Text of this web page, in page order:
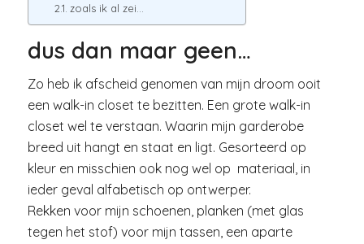
zoals ik al zei…
dus dan maar geen…
Zo heb ik afscheid genomen van mijn droom ooit
een walk-in closet te bezitten. Een grote walk-in
closet wel te verstaan. Waarin mijn garderobe
breed uit hangt en staat en ligt. Gesorteerd op
kleur en misschien ook nog wel op materiaal, in
ieder geval alfabetisch op ontwerper.
Rekken voor mijn schoenen, planken (met glas
tegen het stof) voor mijn tassen, een aparte